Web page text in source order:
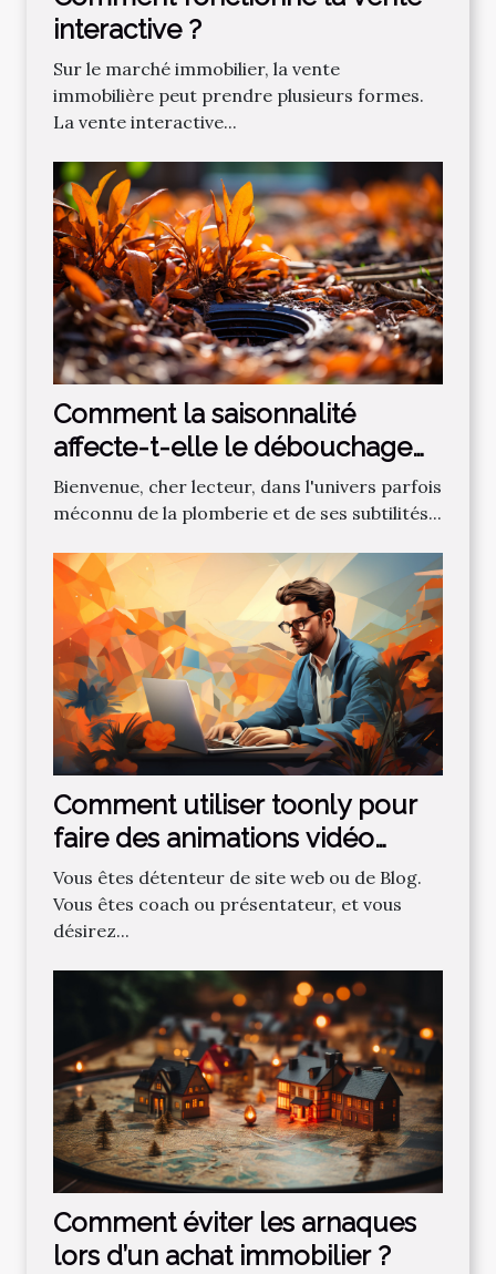
interactive ?
Sur le marché immobilier, la vente
immobilière peut prendre plusieurs formes.
La vente interactive...
Comment la saisonnalité
affecte-t-elle le débouchage
des canalisations?
Bienvenue, cher lecteur, dans l'univers parfois
méconnu de la plomberie et de ses subtilités...
Comment utiliser toonly pour
faire des animations vidéo
professionnelles ?
Vous êtes détenteur de site web ou de Blog.
Vous êtes coach ou présentateur, et vous
désirez...
Comment‌ ‌éviter‌ ‌les‌ ‌arnaques‌
‌lors‌ ‌d’un‌ ‌achat‌ ‌immobilier ?‌ ‌